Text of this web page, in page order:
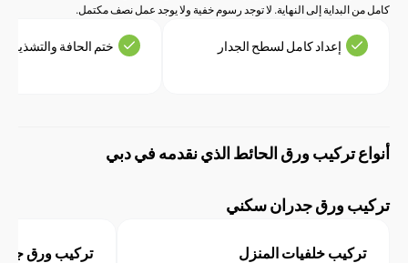
إلى النهاية. لا توجد رسوم خفية ولا يوجد عمل نصف مكتمل.
إعداد كامل لسطح الجدار ختم الحافة والتشذيب
تركيب ورق الحائط الذي نقدمه في دبي
ورق جدران سكني
خلفيات المنزل تركيب ورق جدران فاخر